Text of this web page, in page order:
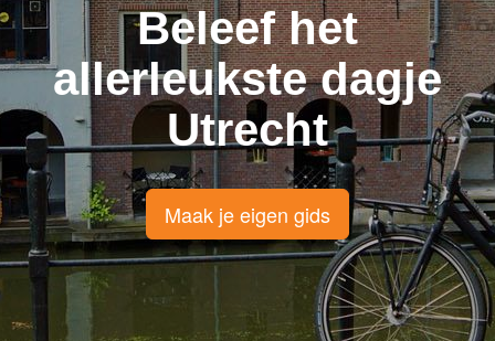
Beleef het
allerleukste dagje
Utrecht
Maak je eigen gids